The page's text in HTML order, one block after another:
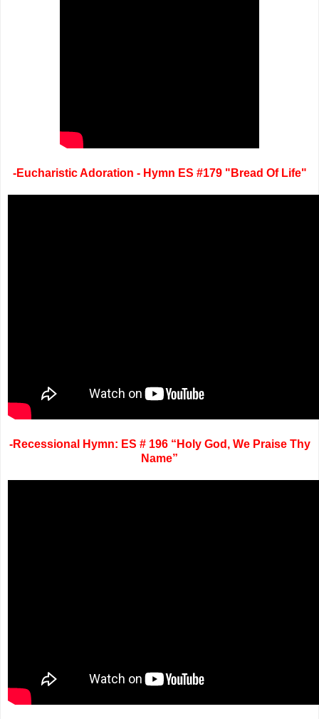
-Eucharistic Adoration - Hymn ES #179 "Bread Of Life"
-Recessional Hymn: ES # 196 “Holy God, We Praise Thy
Name”